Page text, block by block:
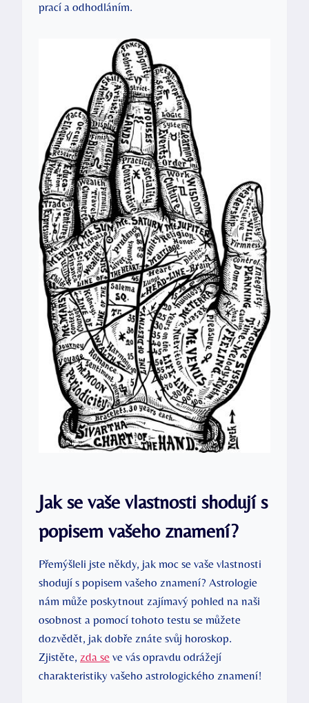
prací a odhodláním.
Jak se vaše vlastnosti⁣ shodují s
popisem ⁤vašeho znamení?
Přemýšleli jste někdy, jak‌ moc se vaše ‍vlastnosti
shodují s popisem vašeho znamení? Astrologie
nám může poskytnout zajímavý pohled na naši
osobnost a pomocí ‍tohoto testu se můžete
dozvědět, jak dobře znáte svůj horoskop.
Zjistěte, zda se ve vás opravdu odrážejí
charakteristiky vašeho astrologického znamení!